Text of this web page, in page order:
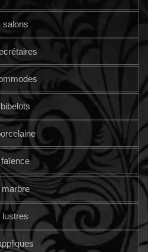
salons
bibelots
faïence
marbre
lustres